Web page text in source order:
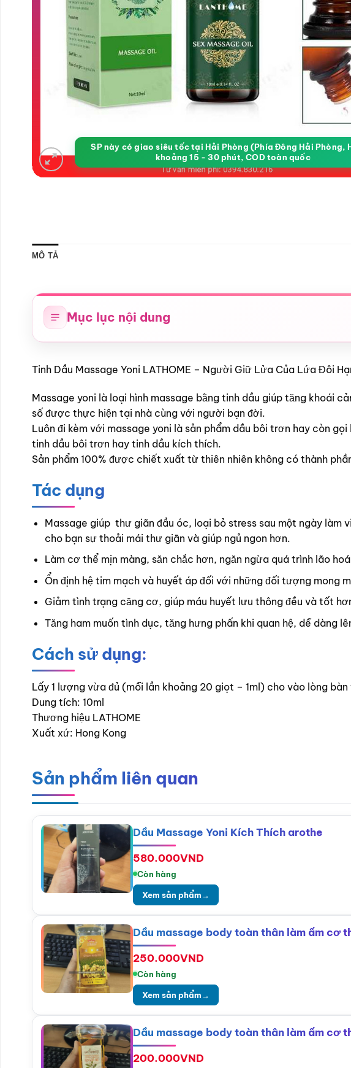
SP này có giao siêu tốc tại Hải Phòng (Phía Đông Hải Phòng,
khoảng 15 - 30 phút, COD toàn quốc
MÔ TẢ
Mục lục nội dung
Tinh Dầu Massage Yoni LATHOME – Người Giữ Lửa Của Lứa Đôi
Massage yoni là loại hình massage bằng tinh dầu giúp tăng khoái
số được thực hiện tại nhà cùng với người bạn đời.
Luôn đi kèm với massage yoni là sản phẩm dầu bôi trơn hay còn
tinh dầu bôi trơn hay tinh dầu kích thích.
Sản phẩm 100% được chiết xuất từ thiên nhiên không có thành
Tác dụng
Massage giúp thư giãn đầu óc, loại bỏ stress sau một ngày làm
cho bạn sự thoải mái thư giãn và giúp ngủ ngon hơn.
Làm cơ thể mịn màng, săn chắc hơn, ngăn ngừa quá trình lão
Ổn định hệ tim mạch và huyết áp đối với những đối tượng mong
Giảm tình trạng căng cơ, giúp máu huyết lưu thông đều và tốt
Tăng ham muốn tình dục, tăng hưng phấn khi quan hệ, dễ dàng
Cách sử dụng:
Lấy 1 lượng vừa đủ (mỗi lần khoảng 20 giọt – 1ml) cho vào lòng
Dung tích: 10ml
Thương hiệu LATHOME
Xuất xứ: Hong Kong
Sản phẩm liên quan
Dầu Massage Yoni Kích Thích arothe
580.000VND
Còn hàng
Xem sản phẩm→
Dầu massage body toàn thân làm ấm cơ
250.000VND
Còn hàng
Xem sản phẩm→
Dầu massage body toàn thân làm ấm cơ
200.000VND